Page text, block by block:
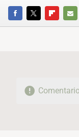
FACEBOOKTWITTERFLIPBOARD
E-